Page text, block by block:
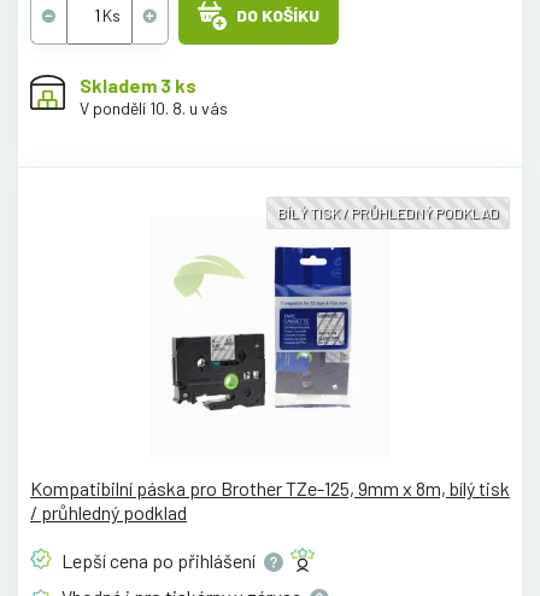
DO KOŠÍKU
Skladem 3 ks
V pondělí 10. 8. u vás
BÍLÝ TISK / PRŮHLEDNÝ PODKLAD
Kompatibilní páska pro Brother TZe-125, 9mm x 8m, bílý tisk
/ průhledný podklad
Lepší cena po přihlášení